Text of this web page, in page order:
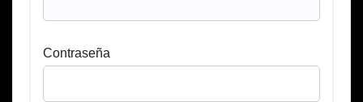
Contraseña